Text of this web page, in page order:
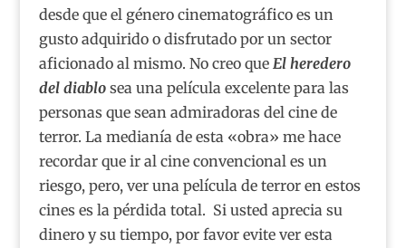
desde que el género cinematográfico es un
gusto adquirido o disfrutado por un sector
aficionado al mismo. No creo que El heredero
del diablosea una película excelente para las
personas que sean admiradoras del cine de
terror. La medianía de esta «obra» me hace
recordar que ir al cine convencional es un
riesgo, pero, ver una película de terror en estos
cines es la pérdida total. Si usted aprecia su
dinero y su tiempo, por favor evite ver esta